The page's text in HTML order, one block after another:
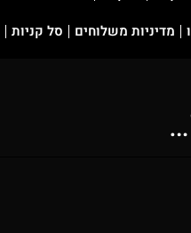
מדיניות משלוחים סל קניות